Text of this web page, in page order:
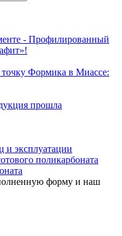
- Профилированный
Формика в Миассе:
прошла
и эксплуатации
поликарбоната
форму и наш